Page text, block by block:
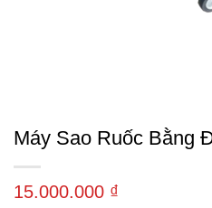
Máy Sao Ruốc Bằng
15.000.000 ₫